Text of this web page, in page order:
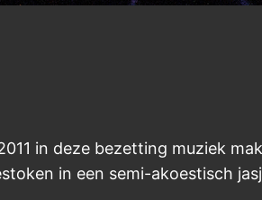
in deze bezetting muziek
in een semi-akoestisch